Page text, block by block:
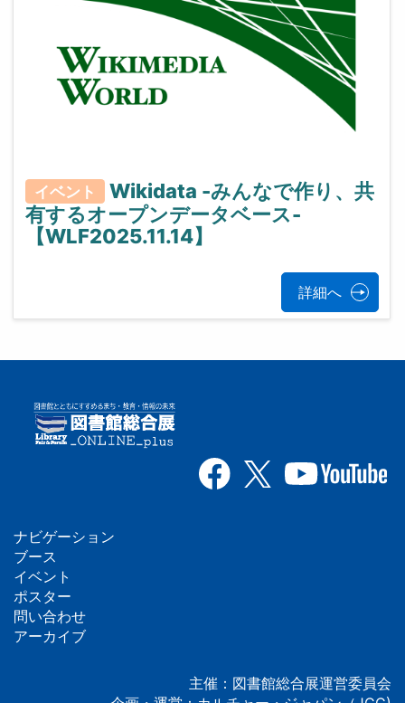
イベント
Wikidata -みんなで作り、共
有するオープンデータベース-
【WLF2025.11.14】
詳細へ
フ
ッ
タ
ナビゲーション
ブース
イベント
ポスター
問い合わせ
アーカイブ
主催：図書館総合展運営委員会